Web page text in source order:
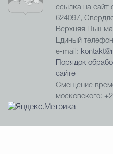
ссылка на сайт
624097,
Верхняя
Единый
e-mail:
Порядок
сайте
Смещение
московского: